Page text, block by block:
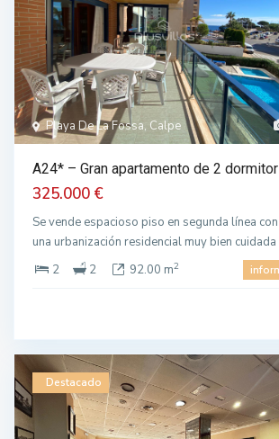
Playa De La Fossa, Calpe
A24* – Gran apartamento de 2
325.000 €
Se vende espacioso piso en segunda línea
una urbanización residencial muy bien cuidada
2
2 92.00 m2
Destacado